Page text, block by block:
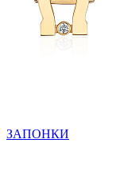
ЗАПОНКИ